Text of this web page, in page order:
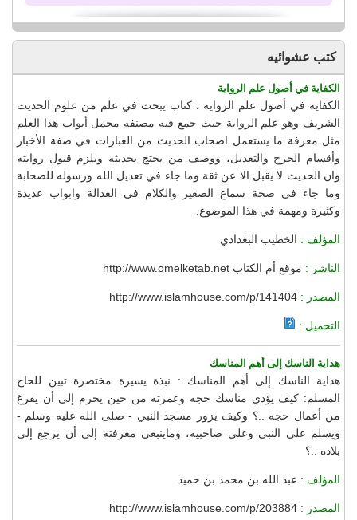
كتب عشوائيه
الكفاية في أصول علم الرواية
الكفاية في أصول علم الرواية : كتاب يبحث في علم من علوم الحديث
الشريف وهو علم الرواية حيث جمع فيه مصنفه مجمل أبواب هذا العلم
مثل معرفة ما يستعمل اصحاب الحديث من العبارات في صفة الأخبار
وأقسام الجرح والتعديل، ووصف من يحتج بحديثه ويلزم قبول روايته
وان الحديث لا يقبل الا عن ثقة وما جاء في تعديل الله ورسوله للصحابة
وما جاء في صحة سماع الصغير والكلام في العدالة وابواب عديدة
وكثيرة ومهمة في هذا الموضوع.
المؤلف : الخطيب البغدادي
الناشر : موقع أم الكتاب http://www.omelketab.net
المصدر : http://www.islamhouse.com/p/141404
التحميل :
هداية الناسك إلى أهم المناسك
هداية الناسك إلى أهم المناسك : نبذة يسيرة مختصرة تبين للحاج
المسلم: كيف يؤدي مناسك حجه وعمرته من حين يحرم إلى أن يفرغ
من أعمال حجه ..؟ وكيف يزور مسجد النبي - صلى الله عليه وسلم -
ويسلم على النبي وعلى صاحبيه، وماينبغي معرفته إلى أن يرجع إلى
بلاده ..؟
المؤلف : عبد الله بن محمد بن حميد
المصدر : http://www.islamhouse.com/p/203884